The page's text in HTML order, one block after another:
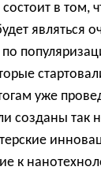
в том,
являться
уже
созданы так
к